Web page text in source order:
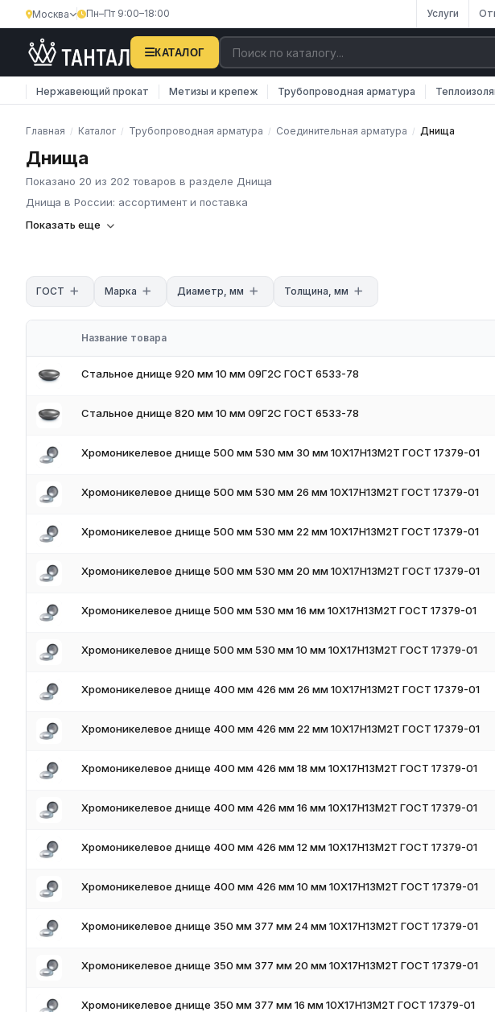
Москва Пн–Пт 9:00–18:00 Услуги
КАТАЛОГ
Нержавеющий прокат Метизы и крепеж Трубопроводная арматура
Главная / Каталог / Трубопроводная арматура / Соединительная арматура / Днища
Днища
Показано 20 из 202 товаров в разделе Днища
Днища в России: ассортимент и поставка
Днища— торцевые заглушки для сосудов, резервуаров и аппаратов давления.
по ГОСТ 6533-78. Марки: Ст3, 09Г2С, 12Х18Н10Т, 10Х17Н13М2Т.
Диаметр: 100–3000 мм
Показать еще
ГОСТ Марка Диаметр, мм Толщина, мм
Название товара
Стальное днище 920 мм 10 мм 09Г2С ГОСТ 6533-78
Стальное днище 820 мм 10 мм 09Г2С ГОСТ 6533-78
Хромоникелевое днище 500 мм 530 мм 30 мм 10Х17Н13М2Т ГОСТ 17379-01
Хромоникелевое днище 500 мм 530 мм 26 мм 10Х17Н13М2Т ГОСТ 17379-01
Хромоникелевое днище 500 мм 530 мм 22 мм 10Х17Н13М2Т ГОСТ 17379-01
Хромоникелевое днище 500 мм 530 мм 20 мм 10Х17Н13М2Т ГОСТ 17379-01
Хромоникелевое днище 500 мм 530 мм 16 мм 10Х17Н13М2Т ГОСТ 17379-01
Хромоникелевое днище 500 мм 530 мм 10 мм 10Х17Н13М2Т ГОСТ 17379-01
Хромоникелевое днище 400 мм 426 мм 26 мм 10Х17Н13М2Т ГОСТ 17379-01
Хромоникелевое днище 400 мм 426 мм 22 мм 10Х17Н13М2Т ГОСТ 17379-01
Хромоникелевое днище 400 мм 426 мм 18 мм 10Х17Н13М2Т ГОСТ 17379-01
Хромоникелевое днище 400 мм 426 мм 16 мм 10Х17Н13М2Т ГОСТ 17379-01
Хромоникелевое днище 400 мм 426 мм 12 мм 10Х17Н13М2Т ГОСТ 17379-01
Хромоникелевое днище 400 мм 426 мм 10 мм 10Х17Н13М2Т ГОСТ 17379-01
Хромоникелевое днище 350 мм 377 мм 24 мм 10Х17Н13М2Т ГОСТ 17379-01
Хромоникелевое днище 350 мм 377 мм 20 мм 10Х17Н13М2Т ГОСТ 17379-01
Хромоникелевое днище 350 мм 377 мм 16 мм 10Х17Н13М2Т ГОСТ 17379-01